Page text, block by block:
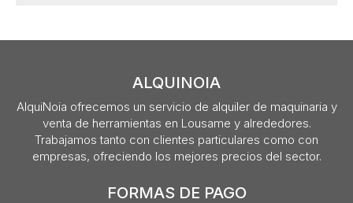
ALQUINOIA
AlquiNoia ofrecemos un servicio de alquiler de maquinaria y
venta de herramientas en Lousame y alrededores.
Trabajamos tanto con clientes particulares como con
empresas, ofreciendo los mejores precios del sector.
FORMAS DE PAGO